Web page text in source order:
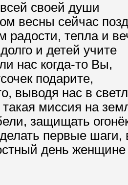
своей души
весны сейчас
радости, тепла и
и детей учите
нас когда-то Вы,
подарите,
выводя нас в
миссия на
защищать
первые шаги,
день